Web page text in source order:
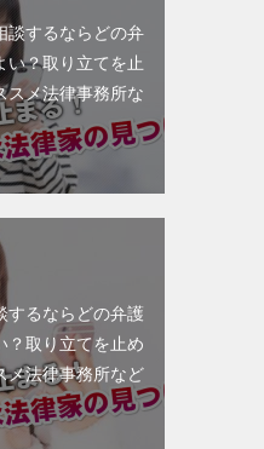
談するならどの弁
い？取り立てを止
スメ法律事務所な
するならどの弁護
？取り立てを止め
メ法律事務所など